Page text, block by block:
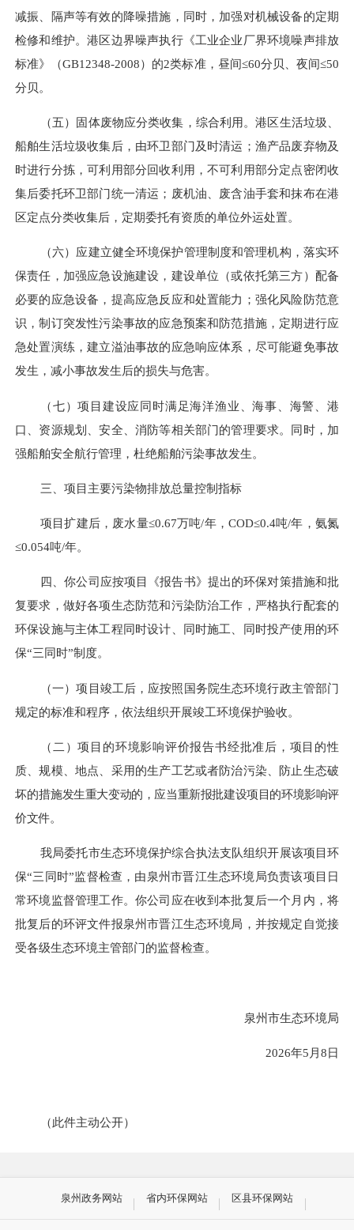
减振、隔声等有效的降噪措施，同时，加强对机械设备的定期
检修和维护。港区边界噪声执行《工业企业厂界环境噪声排放
标准》（GB12348-2008）的2类标准，昼间≤60分贝、夜间≤50
分贝。
（五） 固体废物应分类收集，综合利用。港区生活垃圾、
船舶生活垃圾收集后，由环卫部门及时清运；渔产品废弃物及
时进行分拣，可利用部分回收利用，不可利用部分定点密闭收
集后委托环卫部门统一清运 ；废机油、废含油手套和抹布在港
区定点分类收集后 ， 定期委托有资质的单位外运处置。
（六） 应建立健全环境保护管理制度和管理机构，落实环
保责任，加强应急设施建设，建设单位（或依托第三方）配备
必要的应急设备，提高应急反应和处置能力；强化风险防范意
识，制订突发性污染事故的应急预案和防范措施 ，定期进行应
急处置演练，建立溢油事故的应急响应体系，尽可能避免事故
发生，减小事故发生后的损失与危害。
（七）项目建设应同时满足海洋渔业 、海事、 海警、港
口、 资源规划、安全、消防等相关部门的管理要求。同时，加
强船舶安全航行管理，杜绝船舶污染事故发生。
三、项目主要污染物排放总量控制指标
项目扩建后， 废水量≤0.67万吨/年，COD≤0.4吨/年，氨氮
≤0.054吨/年。
四、你公司应按项目《报告书》提出的环保对策措施和批
复要求，做好各项生态防范和污染防治工作，严格执行配套的
环保设施与主体工程同时设计、同时施工、同时投产使用的环
保“三同时”制 度。
（一）项目竣工后，应按照国务院生态环境行政主管部门
规定的标准和程序，依法组织开展竣工环境保护验收。
（ 二 ）项目的环境影响评价报告书经批准后，项目的性
质、规模、地点、采用的生产工艺或者防治污染、防止生态破
坏的措施发生重大变动的，应当重新报批建设项目的环境影响评
价文件。
我局委托市生态环境保护综合执法支队组织开展该项目环
保“三同时”监督检查，由泉州市晋江生态环境局负责该项目日
常环境监督管理工作。你公司 应在收到本批复后一个月内，将
批复后的环评文件报泉州市晋江生态环境局，并按规定自觉接
受各级生态环境主管部门的监督检查。
泉州市生态环境局
2026年5 月8日
（此件主动公开）
泉州政务网站 省内环保网站 区县环保网站